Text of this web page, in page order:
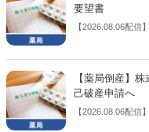
要望書
【2026.08.06配信
「穿刺血を用い
【薬局倒産】
己破産申請へ
【2026.08.06配信
川薬品（長野市）